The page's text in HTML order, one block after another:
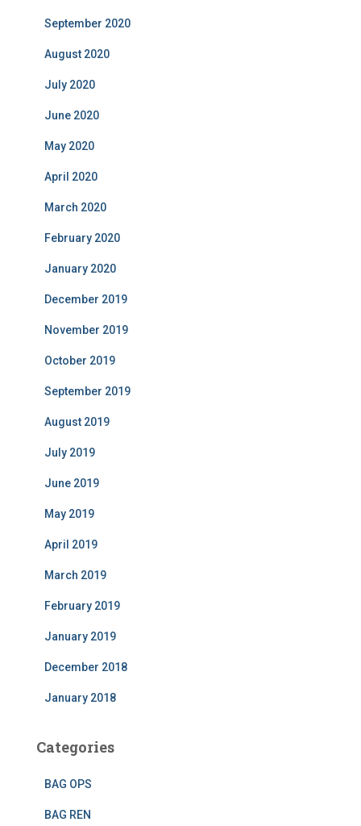
September 2020
August 2020
July 2020
June 2020
May 2020
April 2020
March 2020
February 2020
January 2020
December 2019
November 2019
October 2019
September 2019
August 2019
July 2019
June 2019
May 2019
April 2019
March 2019
February 2019
January 2019
December 2018
January 2018
Categories
BAG OPS
BAG REN